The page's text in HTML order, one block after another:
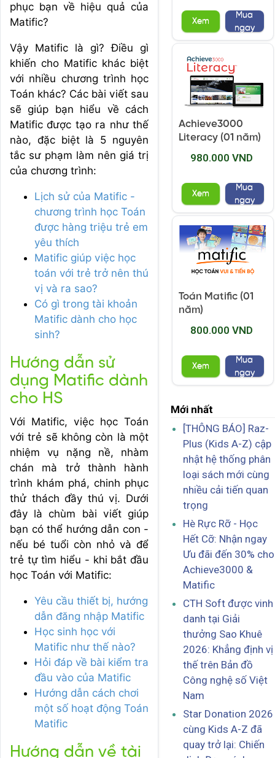
phục bạn về hiệu quả của
Matific?
Vậy Matific là gì? Điều gì
khiến cho Matific khác biệt
với nhiều chương trình học
Toán khác? Các bài viết sau
sẽ giúp bạn hiểu về cách
Matific được tạo ra như thế
nào, đặc biệt là 5 nguyên
tắc sư phạm làm nên giá trị
của chương trình:
Lịch sử của Matific -
chương trình học Toán
được hàng triệu trẻ em
yêu thích
Matific giúp việc học
toán với trẻ trở nên thú
vị và ra sao?
Có gì trong tài khoản
Matific dành cho học
sinh?
Hướng dẫn sử
dụng Matific dành
cho HS
Với Matific, việc học Toán
với trẻ sẽ không còn là một
nhiệm vụ nặng nề, nhàm
chán mà trở thành hành
trình khám phá, chinh phục
thử thách đầy thú vị. Dưới
đây là chùm bài viết giúp
bạn có thể hướng dẫn con -
nếu bé tuổi còn nhỏ và để
trẻ tự tìm hiểu - khi bắt đầu
học Toán với Matific:
Yêu cầu thiết bị, hướng
dẫn đăng nhập Matific
Học sinh học với
Matific như thế nào?
Hỏi đáp về bài kiểm tra
đầu vào của Matific
Hướng dẫn cách chơi
một số hoạt động Toán
Matific
Hướng dẫn về tài
Xem
Mua
ngay
Achieve3000
Literacy (01 năm)
980.000 VND
Xem
Mua
ngay
Toán Matific (01
năm)
800.000 VND
Xem
Mua
ngay
Mới nhất
[THÔNG BÁO] Raz-
Plus (Kids A-Z) cập
nhật hệ thống phân
loại sách mới cùng
nhiều cải tiến quan
trọng
Hè Rực Rỡ - Học
Hết Cỡ: Nhận ngay
Ưu đãi đến 30% cho
Achieve3000 &
Matific
CTH Soft được vinh
danh tại Giải
thưởng Sao Khuê
2026: Khẳng định vị
thế trên Bản đồ
Công nghệ số Việt
Nam
Star Donation 2026
cùng Kids A-Z đã
quay trở lại: Chiến